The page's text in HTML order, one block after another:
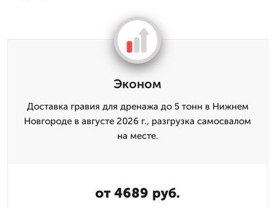
Эконом
Доставка гравия для дренажа до 5 тонн в Нижнем
Новгороде в августе 2026 г., разгрузка самосвалом
на месте.
от 4689 руб.